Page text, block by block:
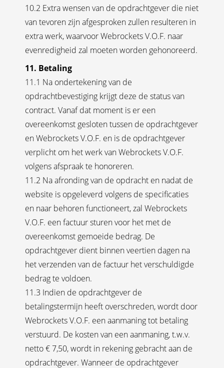
10.2 Extra wensen van de opdrachtgever die niet
van tevoren zijn afgesproken zullen resulteren in
extra werk, waarvoor Webrockets V.O.F. naar
evenredigheid zal moeten worden gehonoreerd.
11. Betaling
11.1 Na ondertekening van de
opdrachtbevestiging krijgt deze de status van
contract. Vanaf dat moment is er een
overeenkomst gesloten tussen de opdrachtgever
en Webrockets V.O.F. en is de opdrachtgever
verplicht om het werk van Webrockets V.O.F.
volgens afspraak te honoreren.
11.2 Na afronding van de opdracht en nadat de
website is opgeleverd volgens de specificaties
en naar behoren functioneert, zal Webrockets
V.O.F. een factuur sturen voor het met de
overeenkomst gemoeide bedrag. De
opdrachtgever dient binnen veertien dagen na
het verzenden van de factuur het verschuldigde
bedrag te voldoen.
11.3 Indien de opdrachtgever de
betalingstermijn heeft overschreden, wordt door
Webrockets V.O.F. een aanmaning tot betaling
verstuurd. De kosten van een aanmaning, t.w.v.
netto € 7,50, wordt in rekening gebracht aan de
opdrachtgever. Wanneer de opdrachtgever